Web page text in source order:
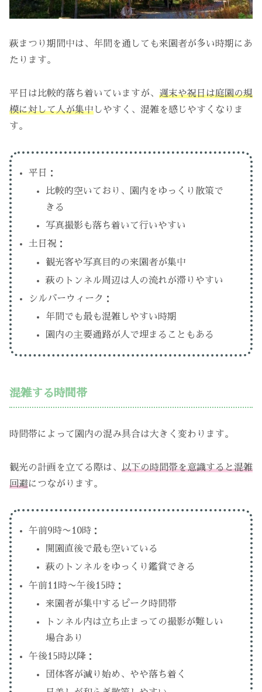
萩まつり期間中は、年間を通しても来園者が多い時期にあ
たります。
平日は比較的落ち着いていますが、 週末や祝日は庭園の規
模に対して人が集中 しやすく、混雑を感じやすくなりま
す。
平日：
比較的空いており、園内をゆっくり散策で
きる
写真撮影も落ち着いて行いやすい
土日祝：
観光客や写真目的の来園者が集中
萩のトンネル周辺は人の流れが滞りやすい
シルバーウィーク：
年間でも最も混雑しやすい時期
園内の主要通路が人で埋まることもある
混雑する時間帯
時間帯によって園内の混み具合は大きく変わります。
観光の計画を立てる際は、 以下の時間帯を意識すると混雑
回避につながります。
午前9時〜10時：
開園直後で最も空いている
萩のトンネルをゆっくり鑑賞できる
午前11時〜午後15時：
来園者が集中するピーク時間帯
トンネル内は立ち止まっての撮影が難しい
場合あり
午後15時以降：
団体客が減り始め、やや落ち着く